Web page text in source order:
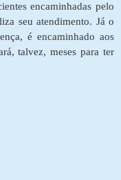
encaminhadas pelo
seu atendimento. Já o
é encaminhado aos
talvez, meses para ter